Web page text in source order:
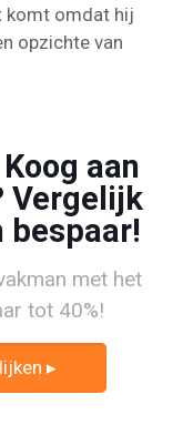
komt omdat hij
opzichte van
aan
Vergelijk
met het
tot 40%!
▸